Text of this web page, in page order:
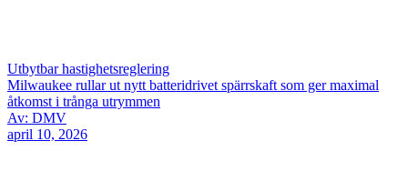
Utbytbar hastighetsreglering
Milwaukee rullar ut nytt batteridrivet spärrskaft som ger maximal
åtkomst i trånga utrymmen
Av: DMV
april 10, 2026